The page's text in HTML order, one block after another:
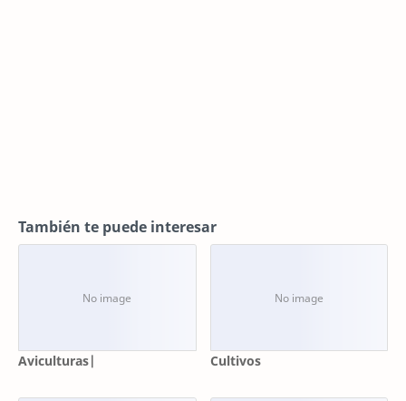
También te puede interesar
Aviculturas| Cultivos